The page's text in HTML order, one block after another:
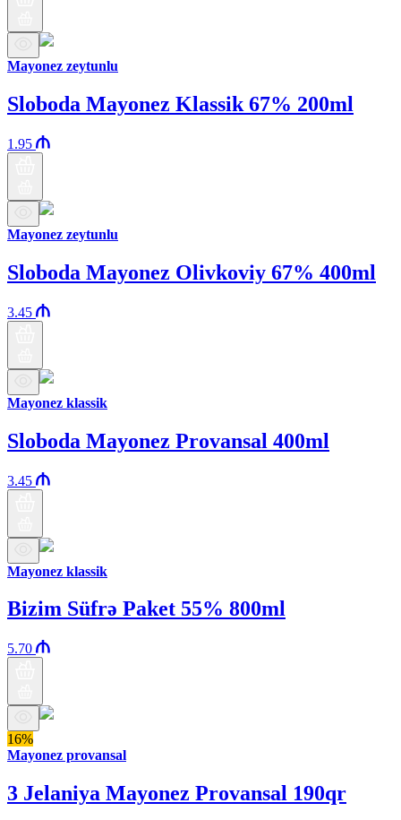
Mayonez zeytunlu
Sloboda Mayonez Klassik 67% 200ml
1.95
Mayonez zeytunlu
Sloboda Mayonez Olivkoviy 67% 400ml
3.45
Mayonez klassik
Sloboda Mayonez Provansal 400ml
3.45
Mayonez klassik
Bizim Süfrə Paket 55% 800ml
5.70
16%
Mayonez provansal
3 Jelaniya Mayonez Provansal 190qr